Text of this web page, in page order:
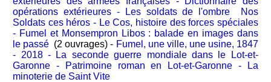
opérations extérieures - Les soldats de l'ombre
Nos
Soldats ces héros - Le Cos, histoire des forces spéciales
- Fumel et Monsempron Libos : balade en images dans
le passé (2 ouvrages) - Fumel, une ville, une usine, 1847
- 2018-
La seconde guerre mondiale dans le Lot-et-
Garonne - Patrimoine roman en Lot-et-Garonne -
La
minoterie de Saint Vite